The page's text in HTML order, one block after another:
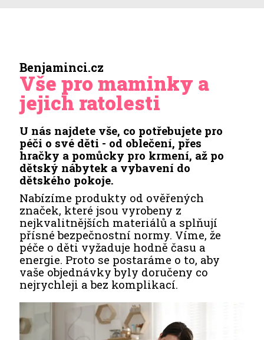
Benjaminci.cz
Vše pro maminky a
jejich ratolesti
U nás najdete vše, co potřebujete pro
péči o své děti - od oblečení, přes
hračky a pomůcky pro krmení, až po
dětský nábytek a vybavení do
dětského pokoje.
Nabízíme produkty od ověřených
značek, které jsou vyrobeny z
nejkvalitnějších materiálů a splňují
přísné bezpečnostní normy. Víme, že
péče o děti vyžaduje hodně času a
energie. Proto se postaráme o to, aby
vaše objednávky byly doručeny co
nejrychleji a bez komplikací.